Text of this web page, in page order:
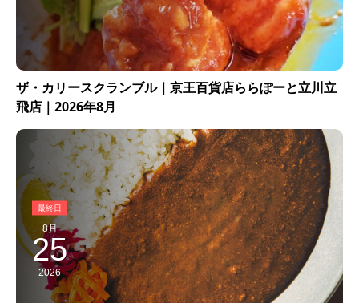
ザ・カリースクランブル｜京王百貨店ららぽーと立川立
飛店｜2026年8月
8月
25
2026